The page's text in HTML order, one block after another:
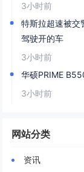
3小时前
特斯拉超速被交
驾驶开的车
3小时前
华硕PRIME
3小时前
网站分类
资讯